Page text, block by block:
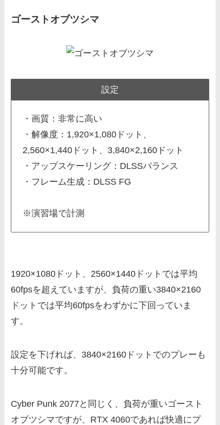
ゴーストオブツシマ
設定
・画質：非常に高い
・解像度：1,920×1,080ドット、
2,560×1,440ドット、3,840×2,160ドット
・アップスケーリング：DLSSバランス
・フレーム生成：DLSS FG
※演習場で計測
1920×1080ドット、2560×1440ドットでは平均
60fpsを超えていますが、負荷の重い3840×2160
ドットでは平均60fpsをわずかに下回っていま
す。
設定を下げれば、3840×2160ドットでのプレーも
十分可能です。
Cyber Punk 2077と同じく、負荷が重いゴースト
オブツシマですが、RTX 4060であれば快適にプ